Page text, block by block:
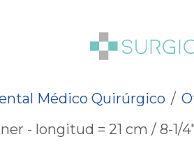
Médico Quirúrgico
- longitud = 21 cm / 8-1/4"